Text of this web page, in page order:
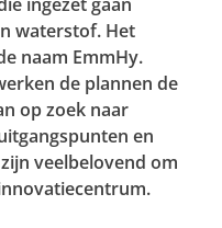
waterstof. Het
naam EmmHy.
de plannen de
op zoek naar
en
veelbelovend om